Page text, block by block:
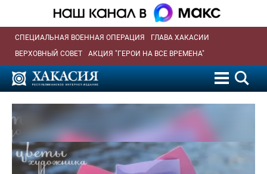
СПЕЦИАЛЬНАЯ ВОЕННАЯ ОПЕРАЦИЯ
ГЛАВА ХАКАСИИ
ВЕРХОВНЫЙ СОВЕТ
АКЦИЯ "ГЕРОИ НА ВСЕ ВРЕМЕНА"